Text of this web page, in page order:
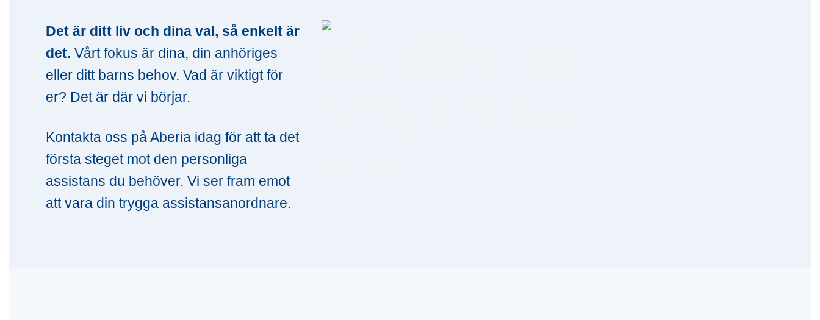
Det är ditt liv och dina val, så enkelt är
det. Vårt fokus är dina, din anhöriges
eller ditt barns behov. Vad är viktigt för
er? Det är där vi börjar.
Kontakta oss på Aberia idag för att ta det
första steget mot den personliga
assistans du behöver. Vi ser fram emot
att vara din trygga assistansanordnare.